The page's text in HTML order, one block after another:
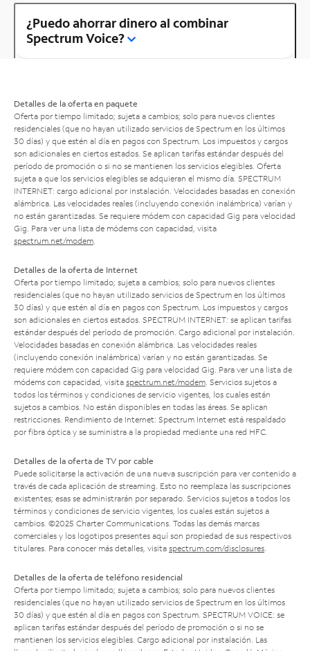
¿Puedo ahorrar dinero al combinar
Spectrum Voice?
Detalles de la oferta en paquete
Oferta por tiempo limitado; sujeta a cambios; solo para nuevos clientes
residenciales (que no hayan utilizado servicios de Spectrum en los últimos
30 días) y que estén al día en pagos con Spectrum. Los impuestos y cargos
son adicionales en ciertos estados. Se aplican tarifas estándar después del
período de promoción o si no se mantienen los servicios elegibles. Oferta
sujeta a que los servicios elegibles se adquieran el mismo día. SPECTRUM
INTERNET: cargo adicional por instalación. Velocidades basadas en conexión
alámbrica. Las velocidades reales (incluyendo conexión inalámbrica) varían y
no están garantizadas. Se requiere módem con capacidad Gig para velocidad
Gig. Para ver una lista de módems con capacidad, visita
spectrum.net/modem
Detalles de la oferta de Internet
Oferta por tiempo limitado; sujeta a cambios; solo para nuevos clientes
residenciales (que no hayan utilizado servicios de Spectrum en los últimos
30 días) y que estén al día en pagos con Spectrum. Los impuestos y cargos
son adicionales en ciertos estados. SPECTRUM INTERNET: se aplican tarifas
estándar después del período de promoción. Cargo adicional por instalación.
Velocidades basadas en conexión alámbrica. Las velocidades reales
(incluyendo conexión inalámbrica) varían y no están garantizadas. Se
requiere módem con capacidad Gig para velocidad Gig. Para ver una lista de
módems con capacidad, visita spectrum.net/modem . Servicios sujetos a
todos los términos y condiciones de servicio vigentes, los cuales están
sujetos a cambios. No están disponibles en todas las áreas. Se aplican
restricciones. Rendimiento de Internet: Spectrum Internet está respaldado
por fibra óptica y se suministra a la propiedad mediante una red HFC.
Detalles de la oferta de TV por cable
Puede solicitarse la activación de una nueva suscripción para ver contenido a
través de cada aplicación de streaming. Esto no reemplaza las suscripciones
existentes; esas se administrarán por separado. Servicios sujetos a todos los
términos y condiciones de servicio vigentes, los cuales están sujetos a
cambios. ©2025 Charter Communications. Todas las demás marcas
comerciales y los logotipos presentes aquí son propiedad de sus respectivos
titulares. Para conocer más detalles, visita spectrum.com/disclosures
Detalles de la oferta de teléfono residencial
Oferta por tiempo limitado; sujeta a cambios; solo para nuevos clientes
residenciales (que no hayan utilizado servicios de Spectrum en los últimos
30 días) y que estén al día en pagos con Spectrum. SPECTRUM VOICE: se
aplican tarifas estándar después del período de promoción o si no se
mantienen los servicios elegibles. Cargo adicional por instalación. Las